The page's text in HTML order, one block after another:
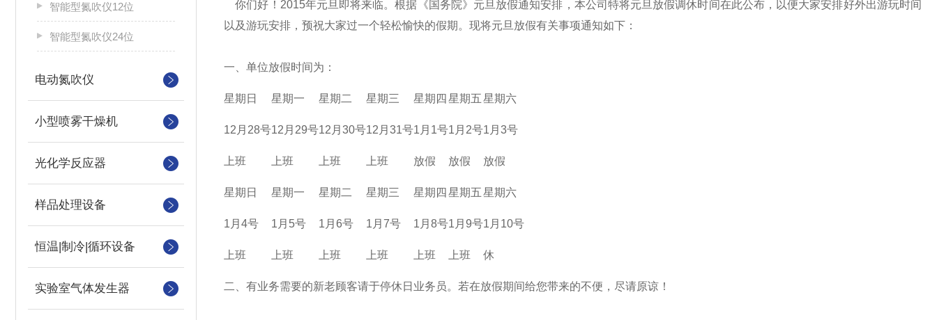
智能型氮吹仪12位
智能型氮吹仪24位
电动氮吹仪
小型喷雾干燥机
光化学反应器
样品处理设备
恒温|制冷|循环设备
实验室气体发生器
你们好！2015年元旦即将来临。根据《国务院》元旦放假通知安排，本公司特将元旦放假调休时间在此公布，以便大家安排好外出游玩时间
以及游玩安排，预祝大家过一个轻松愉快的假期。现将元旦放假有关事项通知如下：
一、单位放假时间为：
星期日 星期一 星期二 星期三 星期四 星期五星期六
12月28号12月29号12月30号12月31号1月1号1月2号1月3号
上班 上班 上班 上班 放假 放假 放假
星期日 星期一 星期二 星期三 星期四 星期五星期六
1月4号 1月5号 1月6号 1月7号 1月8号1月9号1月10号
上班 上班 上班 上班 上班 上班 休
二、有业务需要的新老顾客请于停休日业务员。若在放假期间给您带来的不便，尽请原谅！